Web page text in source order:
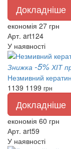
Докладніше
економія 27 грн
Арт. art124
У наявності
Знижка -5% ХІТ
Незмивний
1139 1199 грн
Докладніше
економія 60 грн
Арт. art59
У наявності